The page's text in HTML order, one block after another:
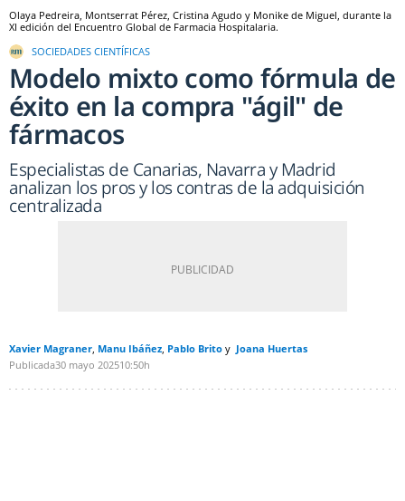
Olaya Pedreira, Montserrat Pérez, Cristina Agudo y Monike de Miguel, durante la
XI edición del Encuentro Global de Farmacia Hospitalaria.
SOCIEDADES CIENTÍFICAS
Modelo mixto como fórmula de
éxito en la compra "ágil" de
fármacos
Especialistas de Canarias, Navarra y Madrid
analizan los pros y los contras de la adquisición
centralizada
Xavier Magraner Manu Ibáñez Pablo Brito
Joana Huertas
Publicada30 mayo 202510:50h